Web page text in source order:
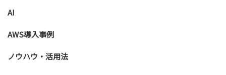
AI
AWS導入事例
ノウハウ・活用法